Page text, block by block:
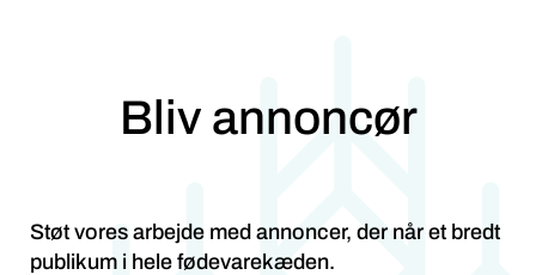
Bliv annoncør
Støt vores arbejde med annoncer, der når et bredt
publikum i hele fødevarekæden.